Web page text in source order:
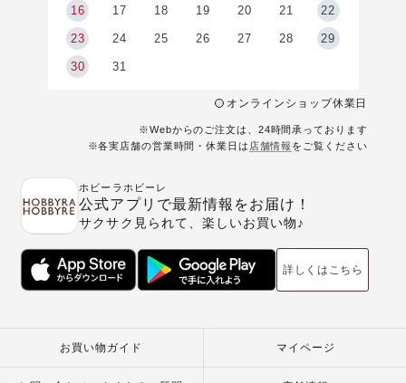
16 17 18 19 20 21 22
23 24 25 26 27 28 29
30 31
オンラインショップ休業日
※Webからのご注文は、24時間承っております
※各実店舗の営業時間・休業日は 店舗情報 をご覧ください
ホビーラホビーレ
公式アプリで最新情報をお届け！
サクサク見られて、楽しいお買い物♪
詳しくはこちら
お買い物ガイド マイページ